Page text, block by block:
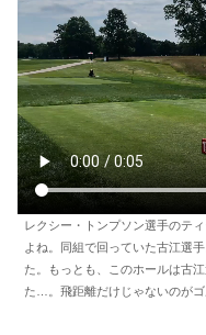
レクシー・トンプソン選手のテ
よね。同組で回っていた古江選
た。もっとも、このホールは古
た…。飛距離だけじゃないのがゴ